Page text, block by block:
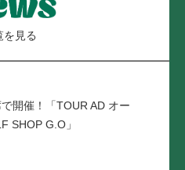
を見る
開催！「TOUR AD オー
SHOP G.O」